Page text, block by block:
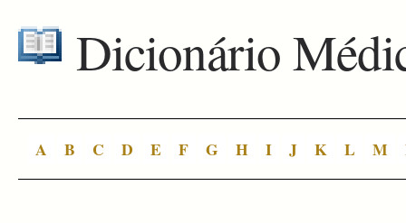
Dicionário
A B C D E F G H I J K L M